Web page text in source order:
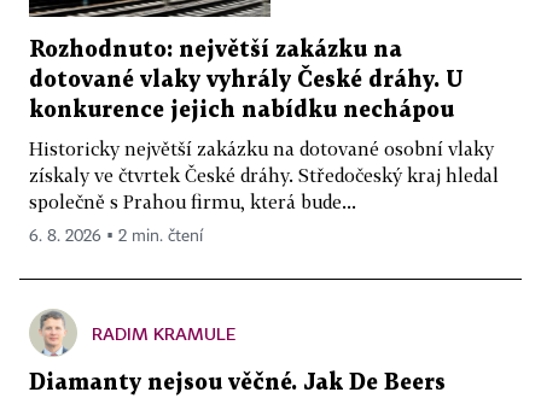
Rozhodnuto: největší zakázku na
dotované vlaky vyhrály České dráhy. U
konkurence jejich nabídku nechápou
Historicky největší zakázku na dotované osobní vlaky
získaly ve čtvrtek České dráhy. Středočeský kraj hledal
společně s Prahou firmu, která bude...
6. 8. 2026 ▪ 2 min. čtení
RADIM KRAMULE
Diamanty nejsou věčné. Jak De Beers